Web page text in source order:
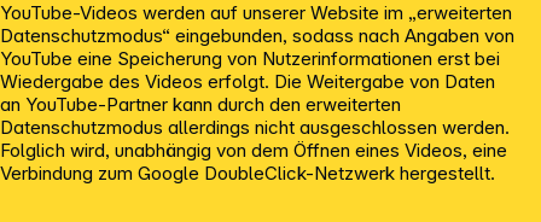
YouTube-Videos werden auf unserer Website im „erweiterten
Datenschutzmodus“ eingebunden, sodass nach Angaben von
YouTube eine Speicherung von Nutzerinformationen erst bei
Wiedergabe des Videos erfolgt. Die Weitergabe von Daten
an YouTube-Partner kann durch den erweiterten
Datenschutzmodus allerdings nicht ausgeschlossen werden.
Folglich wird, unabhängig von dem Öffnen eines Videos, eine
Verbindung zum Google DoubleClick-Netzwerk hergestellt.